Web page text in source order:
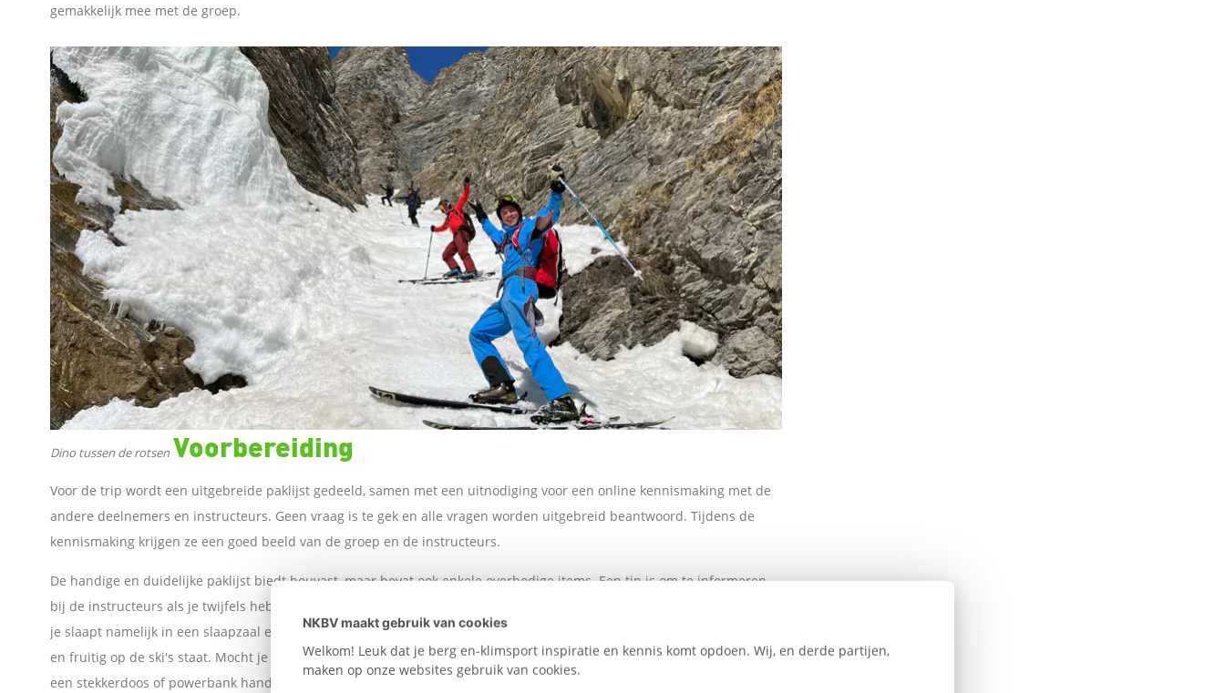
NKBV maakt gebruik van cookies
Welkom! Leuk dat je berg en-klimsport inspiratie en kennis komt opdoen. Wij, en derde partijen,
maken op onze websites gebruik van cookies.
n
k
e
d
I
n
W
h
a
t
s
A
p
gemakkelijk mee met de groep.
Dino tussen de rotsen Voorbereiding
Voor de trip wordt een uitgebreide paklijst gedeeld, samen met een uitnodiging voor een online kennismaking met de
andere deelnemers en instructeurs. Geen vraag is te gek en alle vragen worden uitgebreid beantwoord. Tijdens de
kennismaking krijgen ze een goed beeld van de groep en de instructeurs.
De handige en duidelijke paklijst biedt houvast, maar bevat ook enkele overbodige items. Een tip is om te informeren
bij de instructeurs als je twijfels hebt over sommige items op de lijst. Het is aan te raden om oordopjes mee te nemen,
je slaapt namelijk in een slaapzaal en het is fijn om je helemaal te kunnen afsluiten zodat je de volgende dag weer fris
en fruitig op de ski's staat. Mocht je van plan zijn een camera of andere elektrische apparaten mee te nemen, dan zijn
een stekkerdoos of powerbank handige aanraders. In de berghut zijn namelijk een beperkt aantal stroompunten.